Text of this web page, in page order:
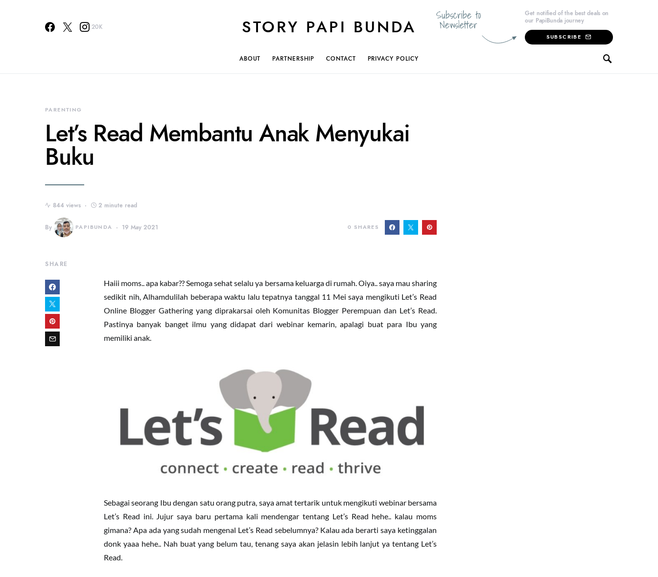
20K STORY PAPI BUNDA
Subscribe to
Newsletter
Get notified of the best deals on
our PapiBunda journey
SUBSCRIBE
ABOUT PARTNERSHIP CONTACT PRIVACY POLICY
PARENTING
Let’s Read Membantu Anak Menyukai
Buku
844 views 2 minute read
By PAPIBUNDA 19 May 2021 0 SHARES
SHARE
Haiii moms.. apa kabar?? Semoga sehat selalu ya bersama keluarga di rumah. Oiya.. saya mau sharing
sedikit nih, Alhamdulilah beberapa waktu lalu tepatnya tanggal 11 Mei saya mengikuti Let’s Read
Online Blogger Gathering yang diprakarsai oleh Komunitas Blogger Perempuan dan Let’s Read.
Pastinya banyak banget ilmu yang didapat dari webinar kemarin, apalagi buat para Ibu yang
memiliki anak.
Sebagai seorang Ibu dengan satu orang putra, saya amat tertarik untuk mengikuti webinar bersama
Let’s Read ini. Jujur saya baru pertama kali mendengar tentang Let’s Read hehe.. kalau moms
gimana? Apa ada yang sudah mengenal Let’s Read sebelumnya? Kalau ada berarti saya ketinggalan
donk yaaa hehe.. Nah buat yang belum tau, tenang saya akan jelasin lebih lanjut ya tentang Let’s
Read.